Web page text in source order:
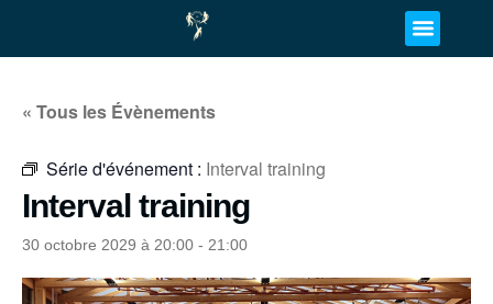
« Tous les Évènements
Série d'événement : Interval training
Interval training
30 octobre 2029 à 20:00 - 21:00